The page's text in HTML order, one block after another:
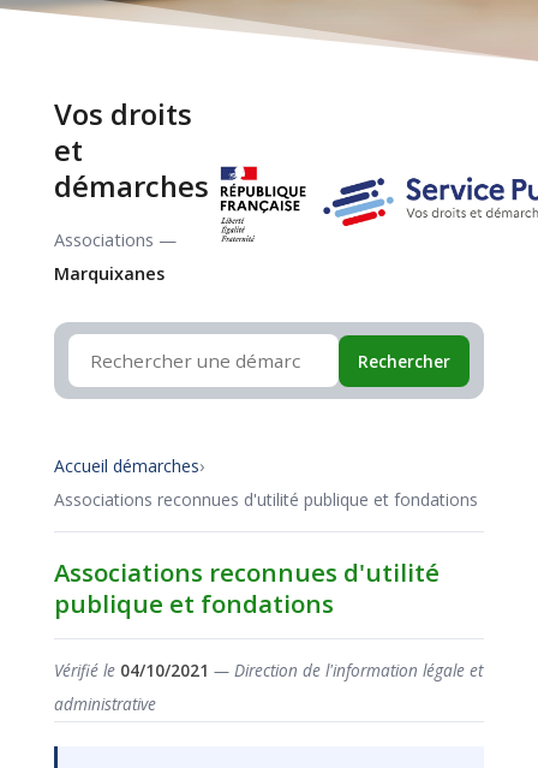
Vos droits
et
démarches
Associations —
Marquixanes
Rechercher
Accueil démarches›
Associations reconnues d'utilité publique et fondations
Associations reconnues d'utilité
publique et fondations
Vérifié le 04/10/2021 — Direction de l'information légale et
administrative